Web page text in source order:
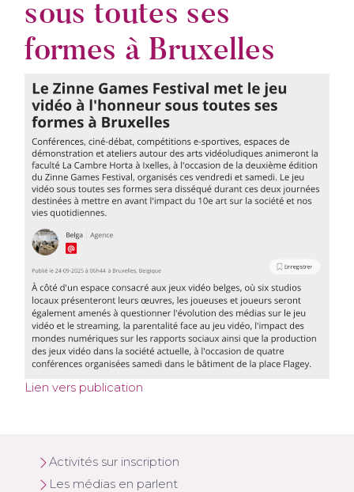
sous toutes ses
formes à Bruxelles
Lien vers publication
Activités sur inscription
Les médias en parlent